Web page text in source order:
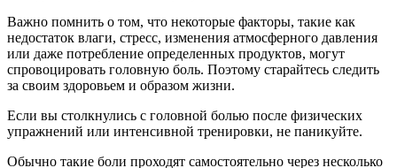
Важно помнить о том, что некоторые факторы, такие как
недостаток влаги, стресс, изменения атмосферного давления
или даже потребление определенных продуктов, могут
спровоцировать головную боль. Поэтому старайтесь следить
за своим здоровьем и образом жизни.
Если вы столкнулись с головной болью после физических
упражнений или интенсивной тренировки, не паникуйте.
Обычно такие боли проходят самостоятельно через несколько